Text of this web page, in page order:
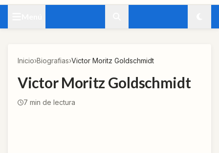
Inicio›Biografias›Victor Moritz Goldschmidt
Victor Moritz Goldschmidt
7 min de lectura